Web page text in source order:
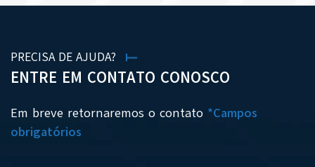
PRECISA DE AJUDA?
ENTRE EM CONTATO CONOSCO
Em breve retornaremos o contato *Campos
obrigatórios